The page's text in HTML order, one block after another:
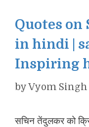
Quotes on
in hindi |
Inspiring
byVyom Singh
सचिन तेंदुलकर को